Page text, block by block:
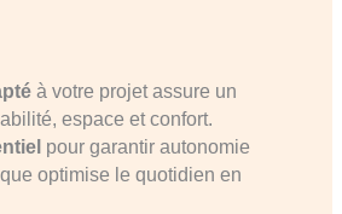
à votre projet assure un
espace et confort.
pour garantir autonomie
optimise le quotidien en